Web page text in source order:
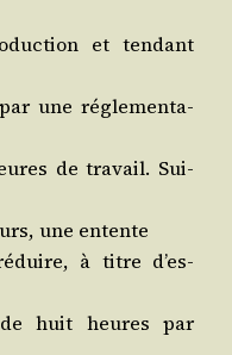
et ten­dant
une régle­men­ta­
de tra­vail. Sui­
une entente
à titre d’es­
huit heures par